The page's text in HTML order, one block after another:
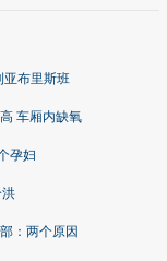
亚布里斯班
车厢内缺氧
孕妇
：两个原因